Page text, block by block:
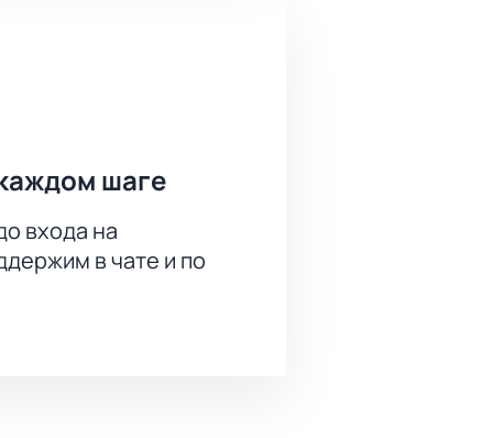
стоимости входа и сможете
шаге
входа на
в чате и по